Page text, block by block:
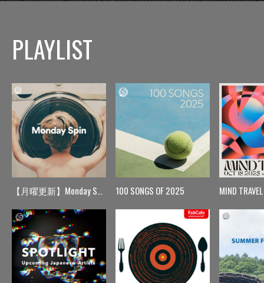
PLAYLIST
【月曜更新】Monday Spin 100 SONGS OF 2025 MIND TRAVEL